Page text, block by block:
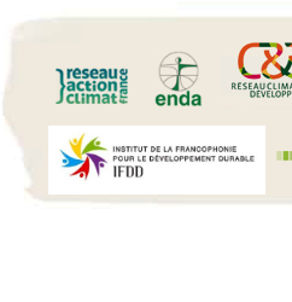
15 h 00 min
16 h 00 min